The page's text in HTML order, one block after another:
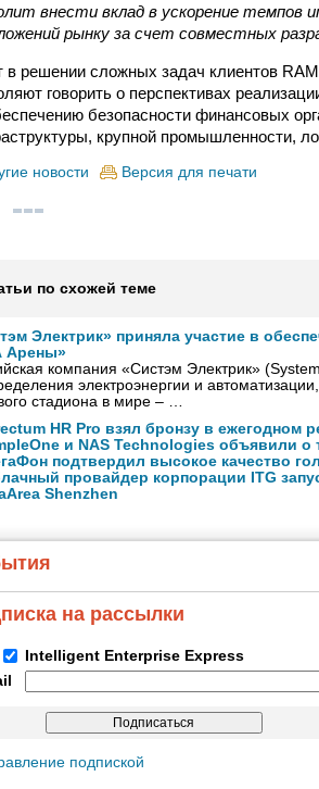
внести вклад в ускорение
рынку за счет совместных
решении сложных задач клиентов
говорить о перспективах
безопасности финансовых
крупной промышленности,
новости Версия для печати
по схожей теме
Электрик» приняла участие в
Арены»
компания «Систэм Электрик»
электроэнергии и
стадиона в мире – …
HR Pro взял бронзу в ежегодном
и NAS Technologies объявили о
подтвердил высокое качество
провайдер корпорации ITG
Shenzhen
на рассылки
Intelligent Enterprise Express
подпиской